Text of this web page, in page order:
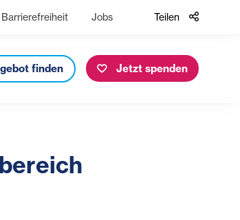
Barrierefreiheit Jobs Teilen
finden Jetzt spenden